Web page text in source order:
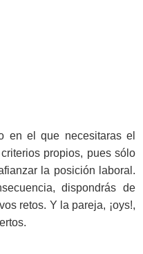
en el que necesitaras el
propios, pues sólo
la posición laboral.
dispondrás de
retos. Y la pareja, ¡oys!,